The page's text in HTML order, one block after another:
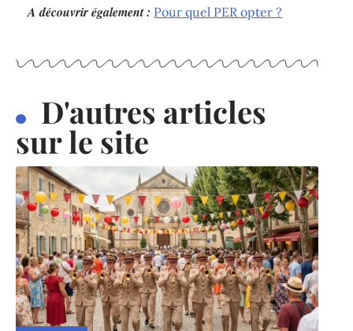
A découvrir également : Pour quel PER opter ?
D'autres articles
sur le site